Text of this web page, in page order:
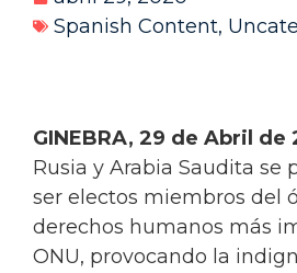
Spanish Content,
GINEBRA, 29 de Abril de
Rusia y Arabia Saudita se
ser electos miembros del
derechos humanos más
ONU, provocando la